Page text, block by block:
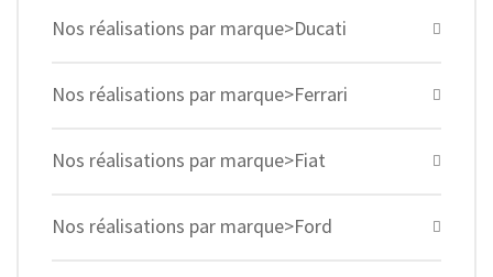
Nos réalisations par marque>Ducati
Nos réalisations par marque>Ferrari
Nos réalisations par marque>Fiat
Nos réalisations par marque>Ford